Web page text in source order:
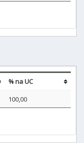
% na UC
100,00